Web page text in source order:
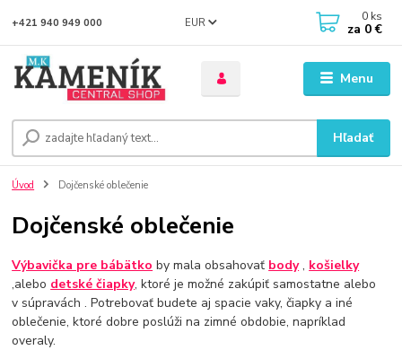
Menu
EUR
Hľadať
+421 940 949 000 0 ks
za 0 €
Úvod Dojčenské oblečenie
Dojčenské oblečenie
Výbavička pre bábätko by mala obsahovať body, košielky
,alebo detské čiapky, ktoré je možné zakúpiť samostatne alebo
v súpravách . Potrebovať budete aj spacie vaky, čiapky a iné
oblečenie, ktoré dobre poslúži na zimné obdobie, napríklad
overaly.